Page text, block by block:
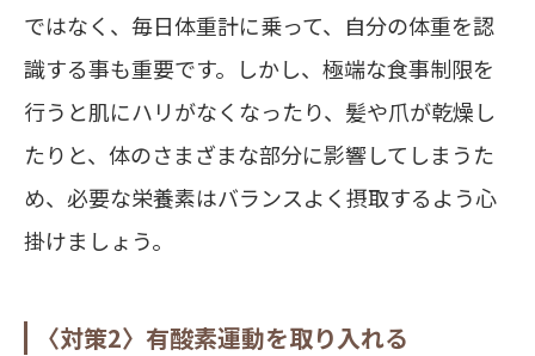
ではなく、毎日体重計に乗って、自分の体重を認
識する事も重要です。しかし、極端な食事制限を
行うと肌にハリがなくなったり、髪や爪が乾燥し
たりと、体のさまざまな部分に影響してしまうた
め、必要な栄養素はバランスよく摂取するよう心
掛けましょう。
〈対策2〉有酸素運動を取り入れる